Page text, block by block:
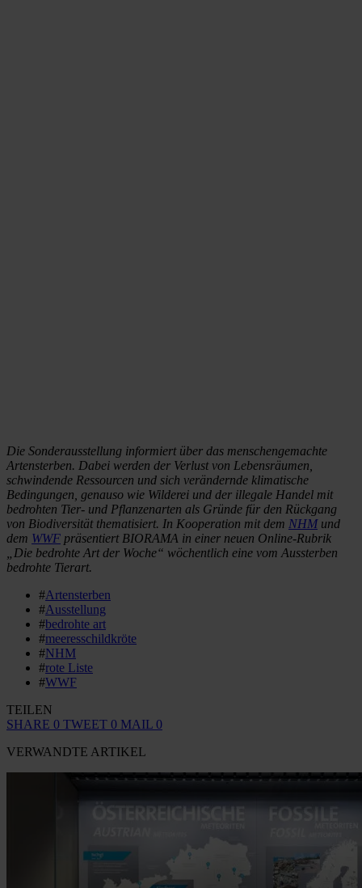
Die Sonderausstellung informiert über das menschengemachte
Artensterben. Dabei werden der Verlust von Lebensräumen,
schwindende Ressourcen und sich verändernde klimatische
Bedingungen, genauso wie Wilderei und der illegale Handel mit
bedrohten Tier- und Pflanzenarten als Gründe für den Rückgang
von Biodiversität thematisiert. In Kooperation mit dem NHMund
dem WWF präsentiert BIORAMA in einer neuen Online-Rubrik
„Die bedrohte Art der Woche“ wöchentlich eine vom Aussterben
bedrohte Tierart.
#Artensterben
#Ausstellung
#bedrohte art
#meeresschildkröte
#NHM
#rote Liste
#WWF
TEILEN
SHARE 0 TWEET 0 MAIL 0
VERWANDTE ARTIKEL